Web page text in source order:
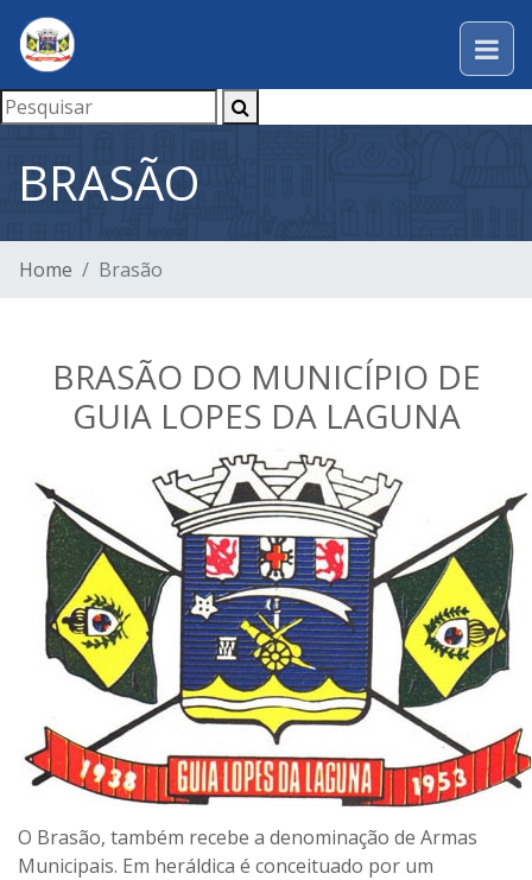
BRASÃO
Home Brasão
BRASÃO DO MUNICÍPIO DE
GUIA LOPES DA LAGUNA
O Brasão, também recebe a denominação de Armas
Municipais. Em heráldica é conceituado por um